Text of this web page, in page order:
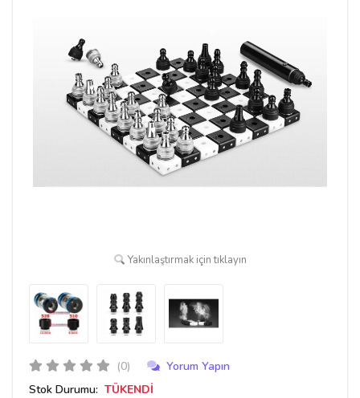
Yakınlaştırmak için tıklayın
(0)
Yorum Yapın
Stok Durumu: TÜKENDİ